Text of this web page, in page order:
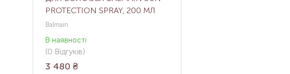
PROTECTION SPRAY, 200 МЛ
Balmain
В наявності
(0 Відгуків)
3 480 ₴